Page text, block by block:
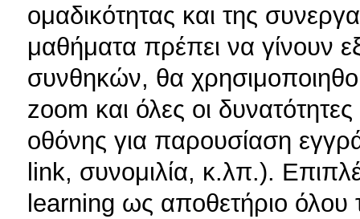
ομαδικότητας και της
μαθήματα πρέπει να γίνουν
συνθηκών, θα
zoom και όλες οι
οθόνης για παρουσίαση
link, συνομιλία, κ.λπ.).
learning ως αποθετήριο όλου